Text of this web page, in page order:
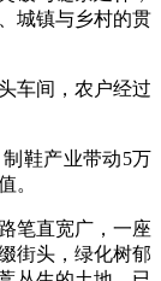
城镇与乡村的贯
车间，农户经过
鞋产业带动5万
。
笔直宽广，一座
街头，绿化树郁